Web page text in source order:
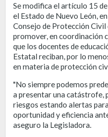
Se modifica el artículo 15
el Estado de Nuevo León,
Consejo de Protección Civil
promover, en coordinación
que los docentes de
Estatal reciban, por lo
en materia de protección
"No siempre podemos
a presentar una catástrofe,
riesgos estando alertas
oportunidad y eficiencia
aseguro la Legisladora.